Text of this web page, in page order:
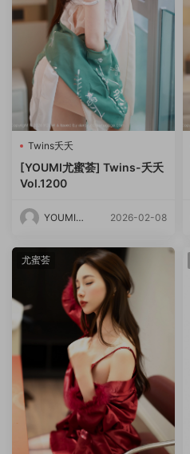
Twins夭夭
[YOUMI尤蜜荟] Twins-夭夭
Vol.1200
YOUMI尤
2026-02-08
尤蜜荟